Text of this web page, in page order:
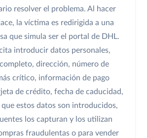
resolver el problema. Al hacer
la víctima es redirigida a una
que simula ser el portal de DHL.
introducir datos personales,
dirección, número de
crítico, información de pago
de crédito, fecha de caducidad,
que estos datos son introducidos,
los capturan y los utilizan
fraudulentas o para vender